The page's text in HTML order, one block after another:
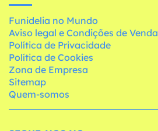
Funidelia no Mundo
Aviso legal e Condições de Venda
Política de Privacidade
Política de Cookies
Zona de Empresa
Sitemap
Quem-somos